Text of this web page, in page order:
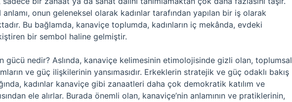
anlamı, onun geleneksel olarak kadınlar tarafından yapılan bir iş olarak
Bu bağlamda, kanaviçe toplumda, kadınların iç mekânda, evdeki
bir sembol haline gelmiştir.
gücü nedir? Aslında, kanaviçe kelimesinin etimolojisinde gizli olan, toplumsal
ve güç ilişkilerinin yansımasıdır. Erkeklerin stratejik ve güç odaklı bakış
kadınlar kanaviçe gibi zanaatleri daha çok demokratik katılım ve
ele alırlar. Burada önemli olan, kanaviçe’nin anlamının ve pratiklerinin,